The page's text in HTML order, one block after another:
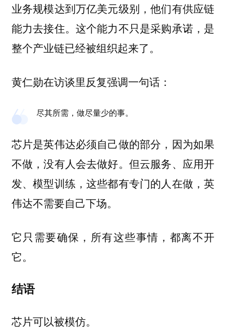
业务规模达到万亿美元级别，他们有供应链
能力去接住。这个能力不只是采购承诺，是
整个产业链已经被组织起来了。
黄仁勋在访谈里反复强调一句话：
尽其所需，做尽量少的事。
芯片是英伟达必须自己做的部分，因为如果
不做，没有人会去做好。但云服务、应用开
发、模型训练，这些都有专门的人在做，英
伟达不需要自己下场。
它只需要确保，所有这些事情，都离不开
它。
结语
芯片可以被模仿。